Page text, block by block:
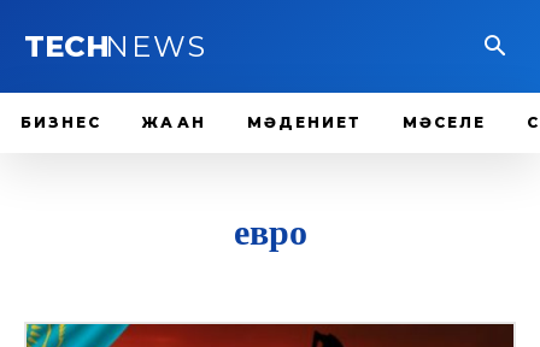
TECHNEWS
БИЗНЕС ЖАҺАН МӘДЕНИЕТ МӘСЕЛЕ
евро